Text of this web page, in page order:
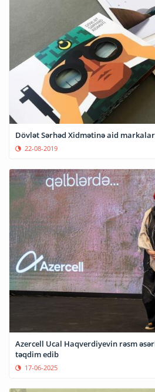
Dövlət Sərhəd Xidmətinə aid
22-08-2019
Azercell Ucal Haqverdiyevin rəsm
təqdim edib
17-06-2025